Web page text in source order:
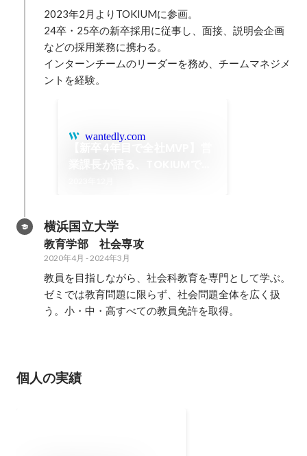
2023年2月よりTOKIUMに参画。
24卒・25卒の新卒採用に従事し、面接、説明会企画
などの採用業務に携わる。
インターンチームのリーダーを務め、チームマネジメ
ントを経験。
wantedly.com
横浜国立大学
教育学部　社会専攻
2020年4月 - 2024年3月
教員を目指しながら、社会科教育を専門として学ぶ。
ゼミでは教育問題に限らず、社会問題全体を広く扱
う。小・中・高すべての教員免許を取得。
個人の実績